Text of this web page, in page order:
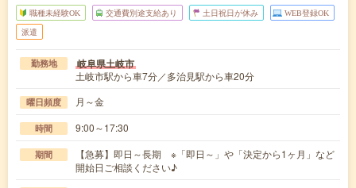
職種未経験OK 交通費別途支給あり 土日祝日が休み WEB登録OK
派遣
勤務地 岐阜県土岐市
土岐市駅から車7分／多治見駅から車20分
曜日頻度 月～金
時間 9:00～17:30
期間
【急募】即日～長期 ※「即日～」や「決定から1ヶ月」など
開始日ご相談ください♪